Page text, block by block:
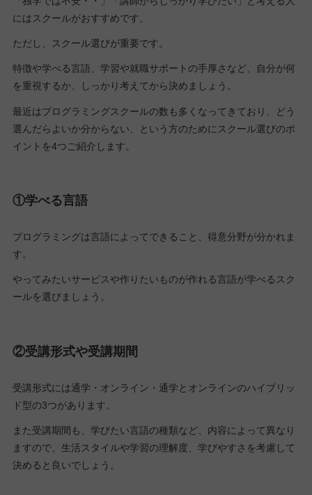
にはスクールがおすすめです。
ただし、スクール選びが重要です。
特徴や学べる言語、学習や就職サポートの手厚さなど、自分が何
を重視するか、しっかり考えてから決めましょう。
最近はプログラミングスクールの数も多くなってきており、どう
選んだらよいか分からない、という方のためにスクール選びのポ
イントを4つご紹介します。
①学べる言語
プログラミングは言語によってできること、得意分野が分かれま
す。
やってみたいサービスや作りたいものが作れる言語が学べるスク
ールを選びましょう。
②受講形式や受講期間
受講形式には通学・オンライン・通学とオンラインのハイブリッ
ド型の3つがあります。
また受講期間も、学びたい言語の種類など、内容によって異なり
ますので、生活スタイルや学習の理解度、学びやすさを考慮して
決めると良いでしょう。